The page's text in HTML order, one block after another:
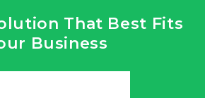
That Best Fits
Business